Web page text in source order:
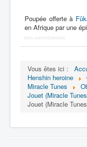
Véhicules
Épisodes
Chronologie
Références
Tous
Poupée offerte à
en Afrique par une
More Joomla Extensions
Vous êtes ici :
Henshin heroine
Miracle Tunes
Jouet (Miracle
Jouet (Miracle